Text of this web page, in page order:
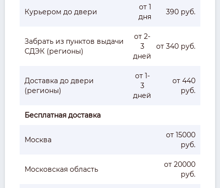
Курьером до двери
от 1
дня
390 руб.
Забрать из пунктов выдачи
СДЭК (регионы)
от 2-
3
дней
от 340 руб.
Доставка до двери
(регионы)
от 1-
3
дней
от 440
руб.
Бесплатная доставка
Москва
от 15000
руб.
Московская область
от 20000
руб.